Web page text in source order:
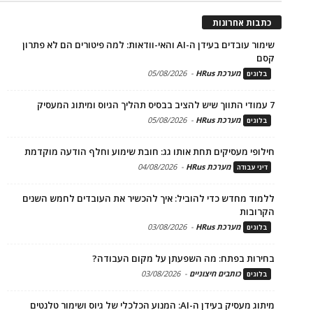
כתבות אחרונות
שימור עובדים בעידן ה-AI והאי-וודאות: למה פיטורים הם לא פתרון
קסם
בלוגים מערכת HRus -
05/08/2026
7 עמודי התווך שיש להציב בבסיס תהליך הגיוס ומיתוג המעסיק
בלוגים מערכת HRus -
05/08/2026
חילופי מעסיקים תחת אותו גג: חובת שימוע וחלף הודעה מוקדמת
דיני עבודה מערכת HRus -
04/08/2026
ללמוד מחדש כדי להוביל: איך להכשיר את העובדים לחמש השנים
הקרובות
בלוגים מערכת HRus -
03/08/2026
בחירות בפתח: מה השפעתן על מקום העבודה?
בלוגים כותבים חיצוניים -
03/08/2026
מיתוג מעסיק בעידן ה-AI: המנוע הכלכלי של גיוס ושימור טלנטים